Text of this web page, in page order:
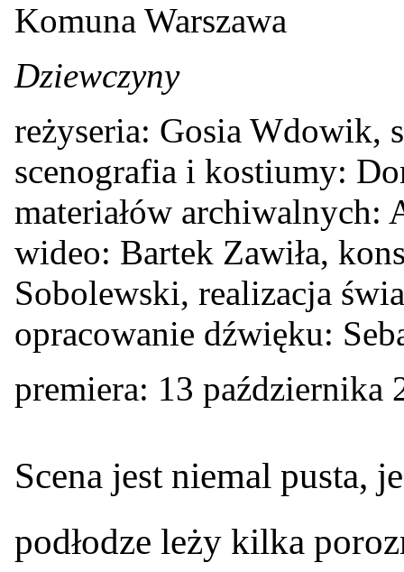
Komuna Warszawa
Dziewczyny
reżyseria: Gosia Wdowik,
scenografia i kostiumy:
materiałów archiwalnych:
wideo: Bartek Zawiła,
Sobolewski, realizacja
opracowanie dźwięku:
premiera: 13 października
Scena jest niemal pusta,
podłodze leży kilka